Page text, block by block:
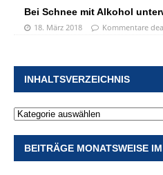
Bei Schnee mit Alkohol
18. März 2018 Kommentare
INHALTSVERZEICHNIS
BEITRÄGE MONATSWEISE